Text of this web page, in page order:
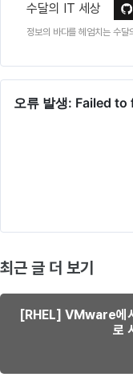
수달의 IT 세상
정보의 바다를 헤엄치는 수달
최근 글 더 보기
[RHEL] VMware에
로